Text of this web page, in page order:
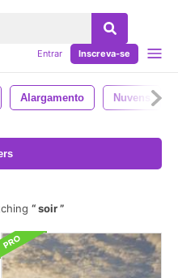
Entrar Inscreva-se
Alargamento Nuvens
soir